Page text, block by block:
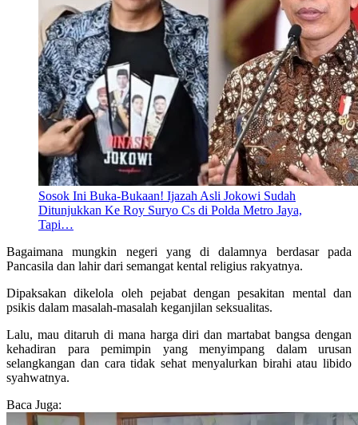
Sosok Ini Buka-Bukaan! Ijazah Asli Jokowi Sudah
Ditunjukkan Ke Roy Suryo Cs di Polda Metro Jaya,
Tapi…
Bagaimana mungkin negeri yang di dalamnya berdasar pada
Pancasila dan lahir dari semangat kental religius rakyatnya.
Dipaksakan dikelola oleh pejabat dengan pesakitan mental dan
psikis dalam masalah-masalah keganjilan seksualitas.
Lalu, mau ditaruh di mana harga diri dan martabat bangsa dengan
kehadiran para pemimpin yang menyimpang dalam urusan
selangkangan dan cara tidak sehat menyalurkan birahi atau libido
syahwatnya.
Baca Juga: